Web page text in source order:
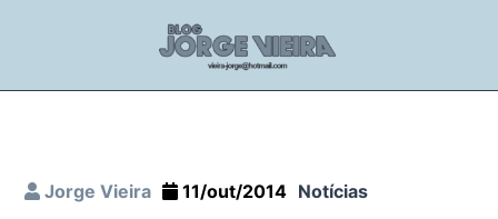
Jorge Vieira 11/out/2014 Notícias